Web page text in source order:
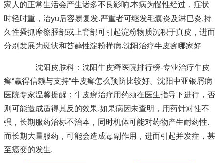
家人的正常生活会产生诸多不良影响.本病为慢性经过，症状
时轻时重，治yu后容易复发.严重者可继发毛囊炎及淋巴炎.持
久性搔抓摩擦胫部或上背部可引起淀粉物质沉积于真皮，进而
分别发展为斑状和苔藓性淀粉样病.沈阳治疗牛皮癣哪家好
沈阳皮肤科：沈阳牛皮癣医院排行榜-专业治疗牛皮
癣“赢得信赖与支持”牛皮癣怎么预防比较好。沈阳中亚银屑病
医院专家温馨提醒：牛皮癣治疗用药须在医生指导下进行，否
则可能造成适得其反的效果.如果病因未查明，用药针对性不
强，长期服药治标不治本，同时机体可能对药物产生耐药性.
而长期大量服药，可能会造成毒副作用，进而引起并发症，甚
至癌变的发生.